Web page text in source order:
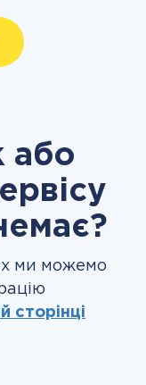
або
ми можемо
сторінці